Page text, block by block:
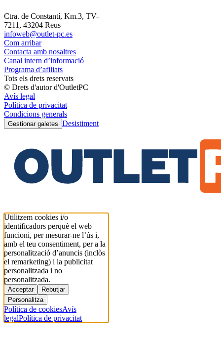
Ctra. de Constantí, Km.3, TV-
7211, 43204 Reus
infoweb@outlet-pc.es
Com arribar
Contacta amb nosaltres
Canal intern d’informació
Programa d’afiliats
Tots els drets reservats
© Drets d'autor d'OutletPC
Avís legal
Política de privacitat
Condicions generals
Gestionar galetes Desistiment
Utilitzem cookies i/o
identificadors perquè el web
funcioni, per mesurar-ne l’ús i,
amb el teu consentiment, per a la
personalització d’anuncis (inclòs
el remarketing) i la publicitat
personalitzada i no
personalitzada.
Acceptar
Rebutjar
Personalitza
Política de cookiesAvís
legalPolítica de privacitat